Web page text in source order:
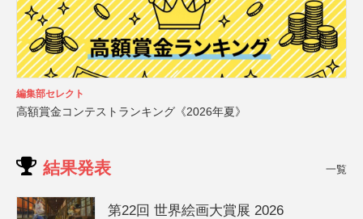
編集部セレクト
高額賞金コンテストランキング《2026年夏》
結果発表 一覧
第22回 世界絵画大賞展 2026